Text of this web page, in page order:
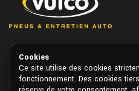
© Copyright GROUPE
Cookies
Ce site utilise des cookies
fonctionnement. Des cookies